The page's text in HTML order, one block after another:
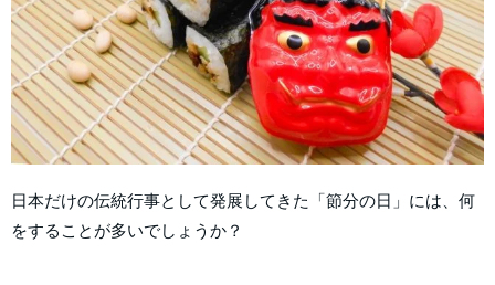
日本だけの伝統行事として発展してきた「節分の日」には、何
をすることが多いでしょうか？